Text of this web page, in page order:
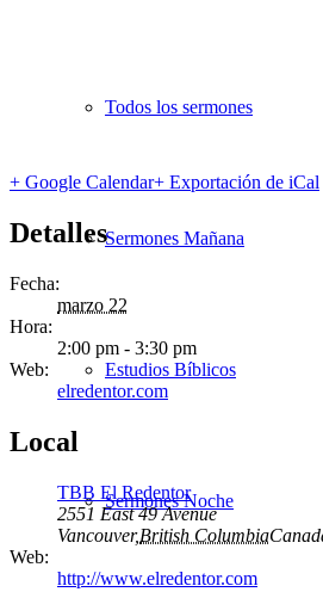
Todos los sermones
Sermones Mañana
Estudios Bíblicos
Sermones Noche
+ Google Calendar+ Exportación de iCal
Detalles
Fecha:
marzo 22
Hora:
2:00 pm - 3:30 pm
Web:
elredentor.com
Local
TBB El Redentor
2551 East 49 Avenue
Vancouver,British Columbia
Web:
http://www.elredentor.com